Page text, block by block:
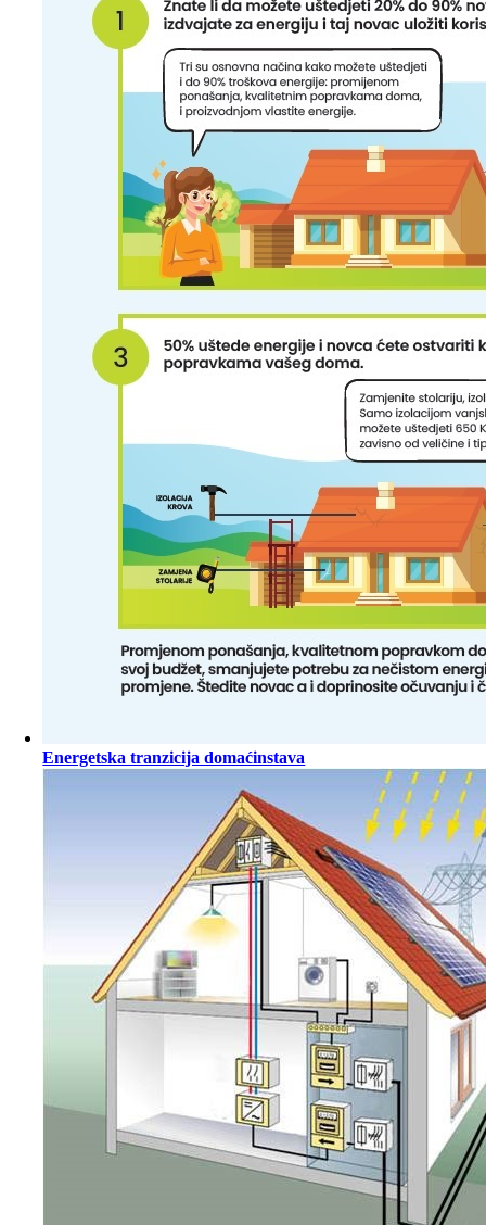
Energetska tranzicija domaćinstava